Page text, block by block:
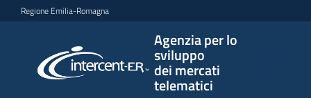
Vai al contenuto
Vai alla navigazione
Vai al footer
Regione Emilia-Romagna
Agenzia per lo
sviluppo
dei mercati
telematici
per lo
sviluppo